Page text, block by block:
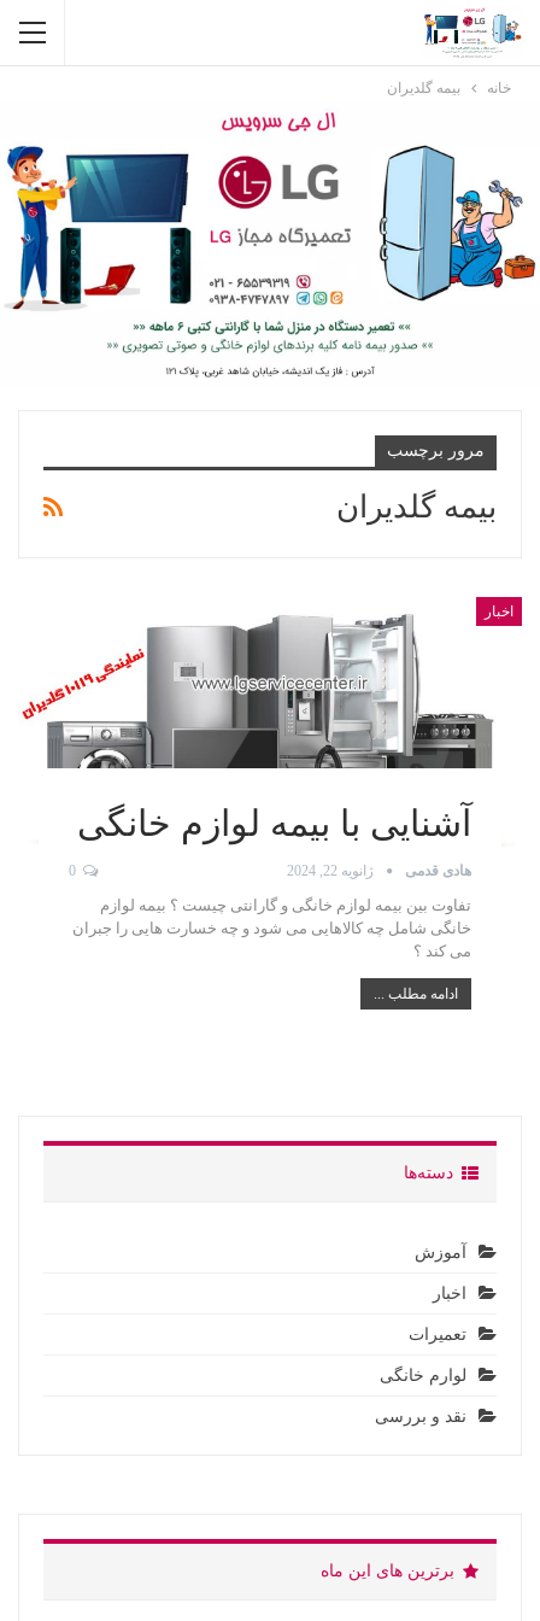
خانه بیمه گلدیران
مرور برچسب
بیمه گلدیران
اخبار
آشنایی با بیمه لوازم خانگی
هادی قدمی ژانویه 22, 2024 0
تفاوت بین بیمه لوازم خانگی و گارانتی چیست ؟ بیمه لوازم
خانگی شامل چه کالاهایی می شود و چه خسارت هایی را جبران
می کند ؟
ادامه مطلب ...
دسته‌ها
آموزش
اخبار
تعمیرات
لوارم خانگی
نقد و بررسی
برترین های این ماه